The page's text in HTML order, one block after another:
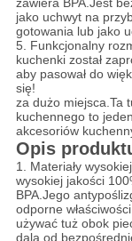
zawiera BPA.Jest
jako uchwyt na
gotowania lub jako
5. Funkcjonalny
kuchenki został
aby pasował do
się!
za dużo miejsca.Ta
kuchennego to
akcesoriów
Opis
1. Materiały
wysokiej jakości
BPA.Jego
odporne
używać tuż obok
dala od